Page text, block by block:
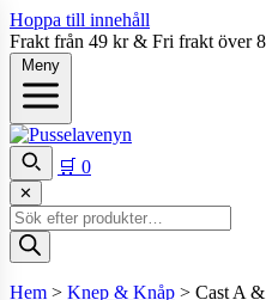
Hoppa till innehåll
Frakt från 49 kr & Fri frakt över
Meny
🛒 0
✕
Produktsökning
Hem > Knep & Knåp > Cast A